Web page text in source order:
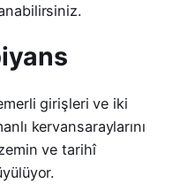
girişleri ve iki
kervansaraylarını
ve tarihî